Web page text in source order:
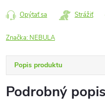
Opýtať sa Strážiť
Značka: NEBULA
Popis produktu
Podrobný popis